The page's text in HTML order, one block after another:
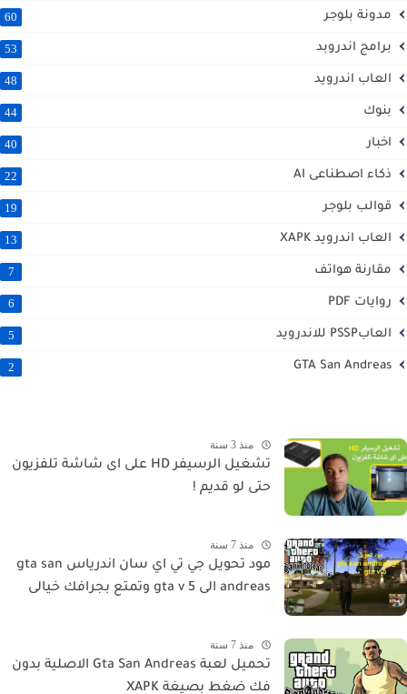
مدونة بلوجر 60
برامج اندروبد 53
العاب اندرويد 48
بنوك 44
اخبار 40
ذكاء اصطناعى AI 22
قوالب بلوجر 19
العاب اندرويد XAPK 13
مقارنة هواتف 7
روايات PDF 6
العابPSSP للاندرويد 5
GTA San Andreas
2
منذ 3 سنة
تشغيل الرسيفر HD على اى شاشة تلفزيون
حتى لو قديم !
منذ 7 سنة
مود تحويل جي تي اي سان اندرياس gta san
andreas الى gta v 5 وتمتع بجرافك خيالى
منذ 7 سنة
تحميل لعبة Gta San Andreas الاصلية بدون
فك ضغط بصيغة XAPK